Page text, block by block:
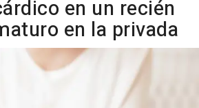
en un recién
en la privada